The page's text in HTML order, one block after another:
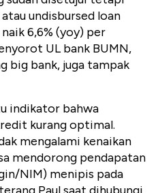
undisbursed loan
6,6% (yoy) per
UL bank BUMN,
big bank, juga tampak
indikator bahwa
kurang optimal.
mengalami kenaikan
mendorong pendapatan
NIM) menipis pada